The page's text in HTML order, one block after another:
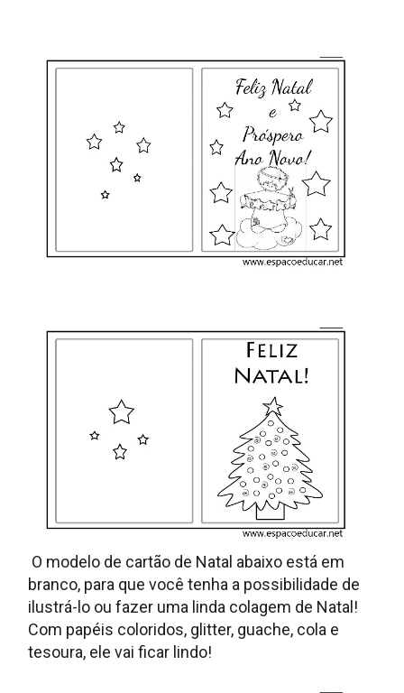
O modelo de cartão de Natal abaixo está em
branco, para que você tenha a possibilidade de
ilustrá-lo ou fazer uma linda colagem de Natal!
Com papéis coloridos, glitter, guache, cola e
tesoura, ele vai ficar lindo!